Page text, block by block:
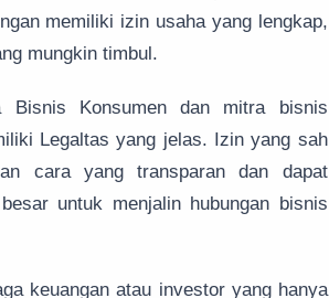
memiliki izin usaha yang lengkap,
mungkin timbul.
Bisnis Konsumen dan mitra bisnis
Legaltas yang jelas. Izin yang sah
cara yang transparan dan dapat
untuk menjalin hubungan bisnis
keuangan atau investor yang hanya